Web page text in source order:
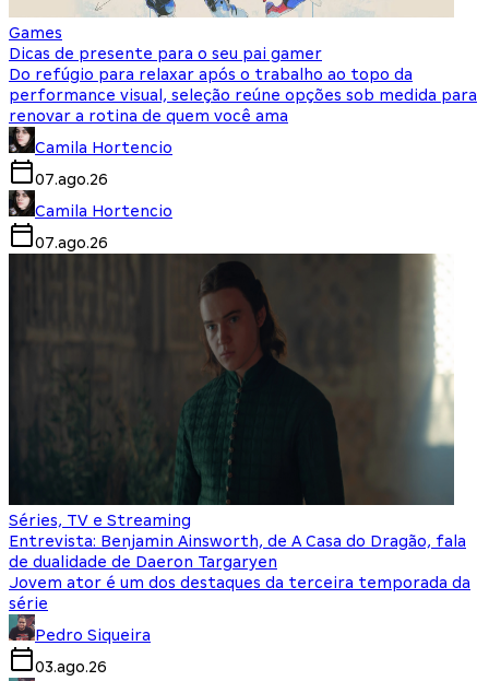
Games
Dicas de presente para o seu pai gamer
Do refúgio para relaxar após o trabalho ao topo da
performance visual, seleção reúne opções sob medida para
renovar a rotina de quem você ama
Camila Hortencio
07.ago.26
Camila Hortencio
07.ago.26
Séries, TV e Streaming
Entrevista: Benjamin Ainsworth, de A Casa do Dragão, fala
de dualidade de Daeron Targaryen
Jovem ator é um dos destaques da terceira temporada da
série
Pedro Siqueira
03.ago.26